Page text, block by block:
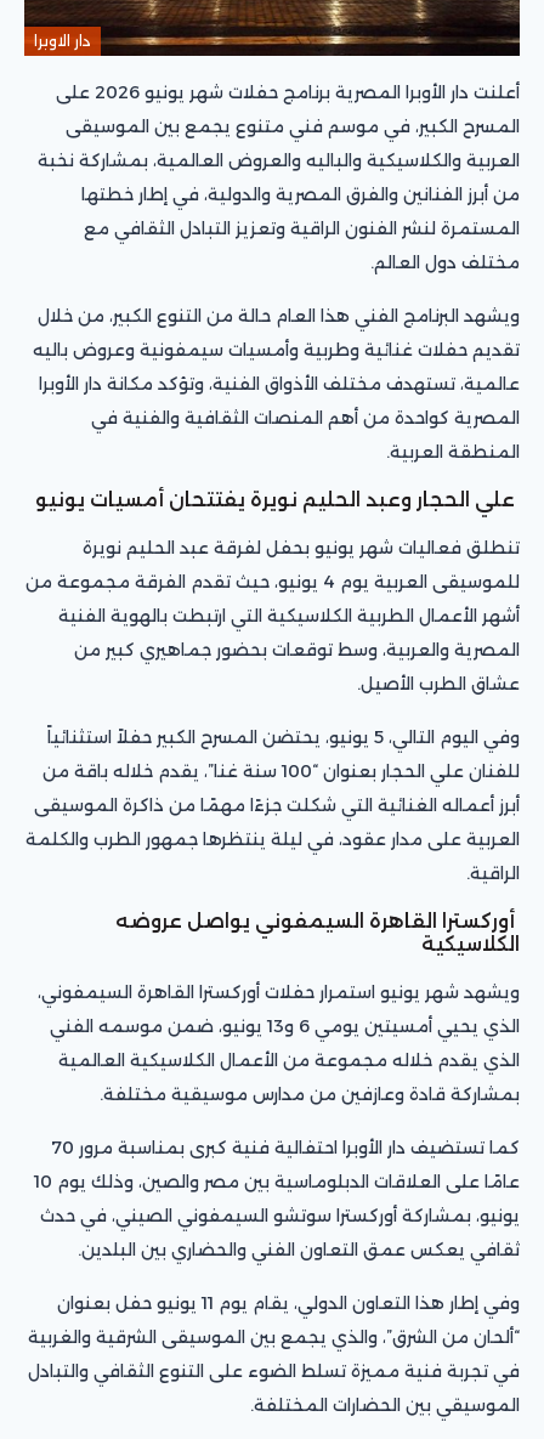
دار الاوبرا
أعلنت دار الأوبرا المصرية برنامج حفلات شهر يونيو 2026 على
المسرح الكبير، في موسم فني متنوع يجمع بين الموسيقى
العربية والكلاسيكية والباليه والعروض العالمية، بمشاركة نخبة
من أبرز الفنانين والفرق المصرية والدولية، في إطار خطتها
المستمرة لنشر الفنون الراقية وتعزيز التبادل الثقافي مع
مختلف دول العالم.
ويشهد البرنامج الفني هذا العام حالة من التنوع الكبير، من خلال
تقديم حفلات غنائية وطربية وأمسيات سيمفونية وعروض باليه
عالمية، تستهدف مختلف الأذواق الفنية، وتؤكد مكانة دار الأوبرا
المصرية كواحدة من أهم المنصات الثقافية والفنية في
المنطقة العربية.
علي الحجار وعبد الحليم نويرة يفتتحان أمسيات يونيو
تنطلق فعاليات شهر يونيو بحفل لفرقة عبد الحليم نويرة
للموسيقى العربية يوم 4 يونيو، حيث تقدم الفرقة مجموعة من
أشهر الأعمال الطربية الكلاسيكية التي ارتبطت بالهوية الفنية
المصرية والعربية، وسط توقعات بحضور جماهيري كبير من
عشاق الطرب الأصيل.
وفي اليوم التالي، 5 يونيو، يحتضن المسرح الكبير حفلاً استثنائياً
للفنان علي الحجار بعنوان “100 سنة غنا”، يقدم خلاله باقة من
أبرز أعماله الغنائية التي شكلت جزءًا مهمًا من ذاكرة الموسيقى
العربية على مدار عقود، في ليلة ينتظرها جمهور الطرب والكلمة
الراقية.
أوركسترا القاهرة السيمفوني يواصل عروضه
الكلاسيكية
ويشهد شهر يونيو استمرار حفلات أوركسترا القاهرة السيمفوني،
الذي يحيي أمسيتين يومي 6 و13 يونيو، ضمن موسمه الفني
الذي يقدم خلاله مجموعة من الأعمال الكلاسيكية العالمية
بمشاركة قادة وعازفين من مدارس موسيقية مختلفة.
كما تستضيف دار الأوبرا احتفالية فنية كبرى بمناسبة مرور 70
عامًا على العلاقات الدبلوماسية بين مصر والصين، وذلك يوم 10
يونيو، بمشاركة أوركسترا سوتشو السيمفوني الصيني، في حدث
ثقافي يعكس عمق التعاون الفني والحضاري بين البلدين.
وفي إطار هذا التعاون الدولي، يقام يوم 11 يونيو حفل بعنوان
“ألحان من الشرق”، والذي يجمع بين الموسيقى الشرقية والغربية
في تجربة فنية مميزة تسلط الضوء على التنوع الثقافي والتبادل
الموسيقي بين الحضارات المختلفة.